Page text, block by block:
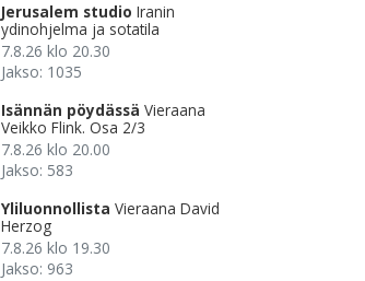
Jerusalem studio Iranin
ydinohjelma ja sotatila
7.8.26 klo 20.30
Jakso: 1035
Isännän pöydässä Vieraana
Veikko Flink. Osa 2/3
7.8.26 klo 20.00
Jakso: 583
Yliluonnollista Vieraana David
Herzog
7.8.26 klo 19.30
Jakso: 963